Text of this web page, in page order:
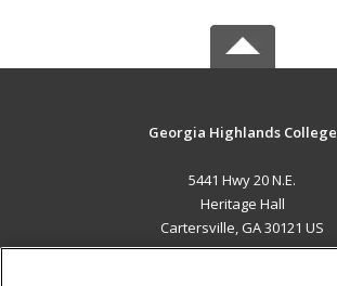
Georgia Highlands College
5441 Hwy 20 N.E.
Heritage Hall
Cartersville, GA 30121 US